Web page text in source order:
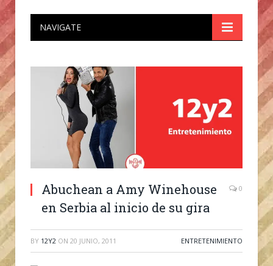
NAVIGATE
Abuchean a Amy Winehouse
en Serbia al inicio de su gira
0
BY 12Y2 ON 20 JUNIO, 2011 ENTRETENIMIENTO